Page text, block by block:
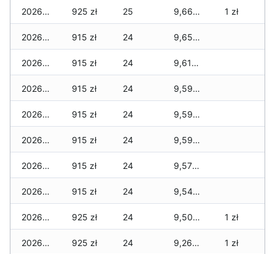
2026-03-02 925 zł 25 9,660 zł 1 zł
2026-03-01 915 zł 24 9,650 zł
2026-02-27 915 zł 24 9,615 zł
2026-02-26 915 zł 24 9,595 zł
2026-02-25 915 zł 24 9,595 zł
2026-02-24 915 zł 24 9,595 zł
2026-02-23 915 zł 24 9,575 zł
2026-02-22 915 zł 24 9,540 zł
2026-02-21 925 zł 24 9,505 zł 1 zł
2026-02-20 925 zł 24 9,260 zł 1 zł